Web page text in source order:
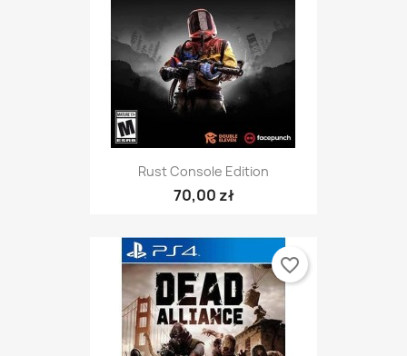
Rust Console Edition
70,00 zł
favorite_border